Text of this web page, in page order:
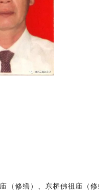
修缮）、东桥佛祖庙（